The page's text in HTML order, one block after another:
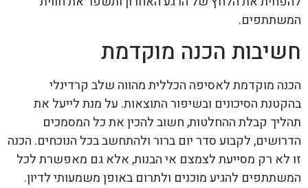
המשתתפים.
חשיבות הכנה מוקדמת
הכנה מוקדמת לאסיפה הכללית מהווה שלב קרדינלי
בהקטנת הסיכונים ובשיפור התוצאות. על מנת לייעל את
תהליך קבלת ההחלטות, חשוב להכין את כל המסמכים
הדרושים, לקבוע סדר יום ברור ולהתחשב בכל הנוכחים. הכנה
זו לא רק מסייעת לצמצם אי הבנות, אלא גם מאפשרת לכל
המשתתפים להגיע מוכנים ולתרום באופן משמעותי לדיון.